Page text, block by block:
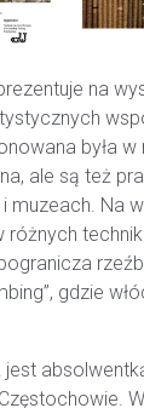
na
była w
ale są też
muzeach. Na
różnych
gdzie